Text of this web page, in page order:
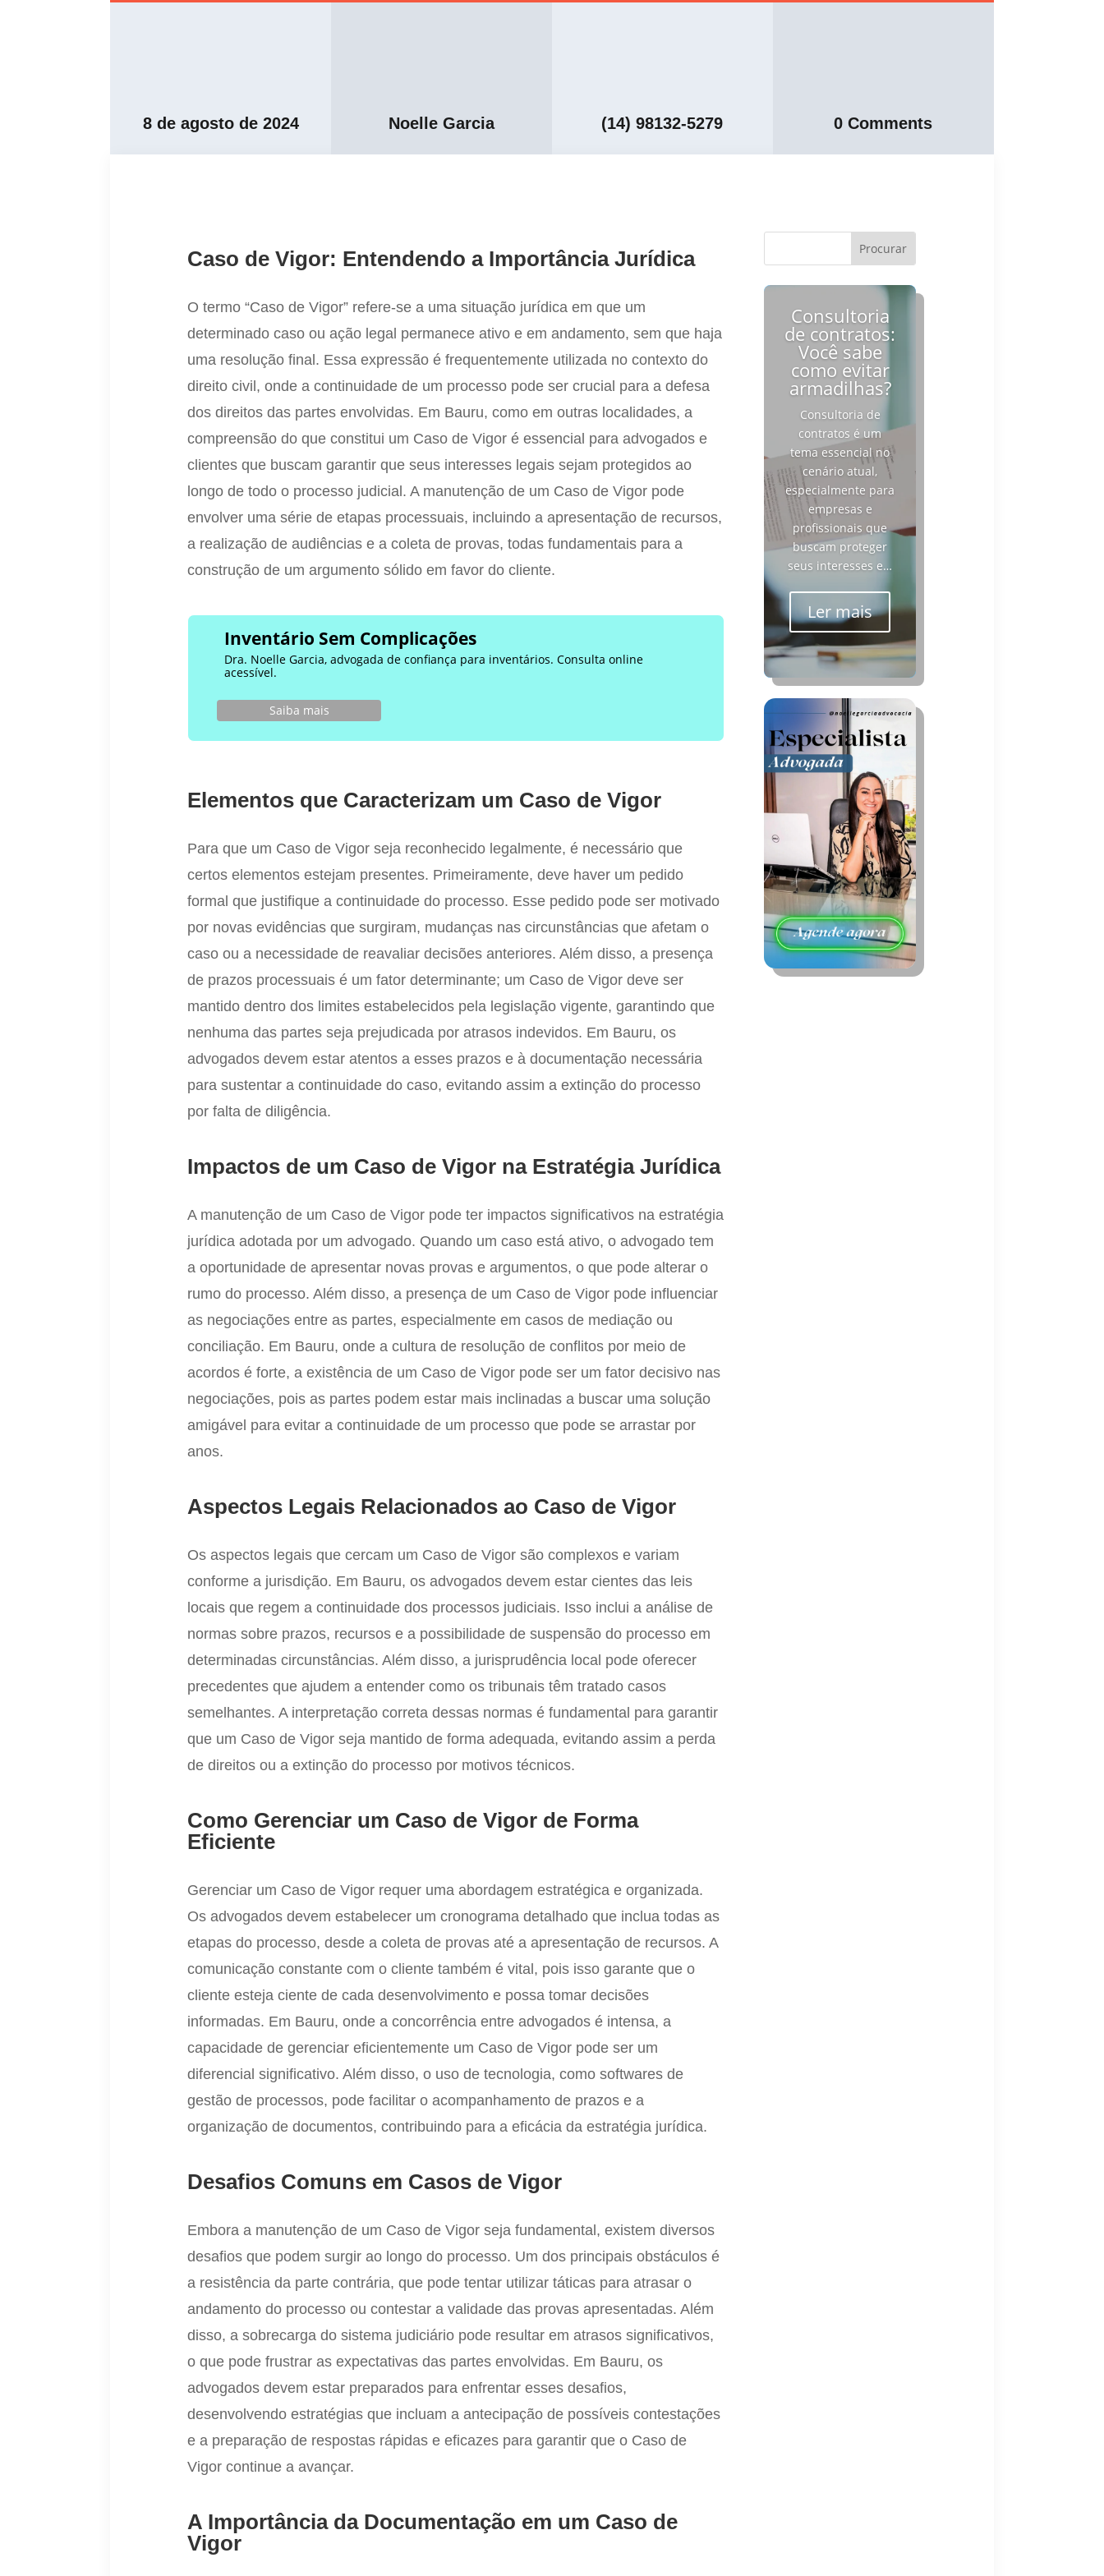
8 de agosto de 2024 Noelle Garcia (14) 98132-5279 0 Comments
Caso de Vigor: Entendendo a Importância Jurídica
O termo “Caso de Vigor” refere-se a uma situação jurídica em que um
determinado caso ou ação legal permanece ativo e em andamento, sem que haja
uma resolução final. Essa expressão é frequentemente utilizada no contexto do
direito civil, onde a continuidade de um processo pode ser crucial para a defesa
dos direitos das partes envolvidas. Em Bauru, como em outras localidades, a
compreensão do que constitui um Caso de Vigor é essencial para advogados e
clientes que buscam garantir que seus interesses legais sejam protegidos ao
longo de todo o processo judicial. A manutenção de um Caso de Vigor pode
envolver uma série de etapas processuais, incluindo a apresentação de recursos,
a realização de audiências e a coleta de provas, todas fundamentais para a
construção de um argumento sólido em favor do cliente.
Inventário Sem Complicações
Dra. Noelle Garcia, advogada de confiança para inventários. Consulta online
acessível.
Saiba mais
Elementos que Caracterizam um Caso de Vigor
Para que um Caso de Vigor seja reconhecido legalmente, é necessário que
certos elementos estejam presentes. Primeiramente, deve haver um pedido
formal que justifique a continuidade do processo. Esse pedido pode ser motivado
por novas evidências que surgiram, mudanças nas circunstâncias que afetam o
caso ou a necessidade de reavaliar decisões anteriores. Além disso, a presença
de prazos processuais é um fator determinante; um Caso de Vigor deve ser
mantido dentro dos limites estabelecidos pela legislação vigente, garantindo que
nenhuma das partes seja prejudicada por atrasos indevidos. Em Bauru, os
advogados devem estar atentos a esses prazos e à documentação necessária
para sustentar a continuidade do caso, evitando assim a extinção do processo
por falta de diligência.
Impactos de um Caso de Vigor na Estratégia Jurídica
A manutenção de um Caso de Vigor pode ter impactos significativos na estratégia
jurídica adotada por um advogado. Quando um caso está ativo, o advogado tem
a oportunidade de apresentar novas provas e argumentos, o que pode alterar o
rumo do processo. Além disso, a presença de um Caso de Vigor pode influenciar
as negociações entre as partes, especialmente em casos de mediação ou
conciliação. Em Bauru, onde a cultura de resolução de conflitos por meio de
acordos é forte, a existência de um Caso de Vigor pode ser um fator decisivo nas
negociações, pois as partes podem estar mais inclinadas a buscar uma solução
amigável para evitar a continuidade de um processo que pode se arrastar por
anos.
Aspectos Legais Relacionados ao Caso de Vigor
Os aspectos legais que cercam um Caso de Vigor são complexos e variam
conforme a jurisdição. Em Bauru, os advogados devem estar cientes das leis
locais que regem a continuidade dos processos judiciais. Isso inclui a análise de
normas sobre prazos, recursos e a possibilidade de suspensão do processo em
determinadas circunstâncias. Além disso, a jurisprudência local pode oferecer
precedentes que ajudem a entender como os tribunais têm tratado casos
semelhantes. A interpretação correta dessas normas é fundamental para garantir
que um Caso de Vigor seja mantido de forma adequada, evitando assim a perda
de direitos ou a extinção do processo por motivos técnicos.
Como Gerenciar um Caso de Vigor de Forma
Eficiente
Gerenciar um Caso de Vigor requer uma abordagem estratégica e organizada.
Os advogados devem estabelecer um cronograma detalhado que inclua todas as
etapas do processo, desde a coleta de provas até a apresentação de recursos. A
comunicação constante com o cliente também é vital, pois isso garante que o
cliente esteja ciente de cada desenvolvimento e possa tomar decisões
informadas. Em Bauru, onde a concorrência entre advogados é intensa, a
capacidade de gerenciar eficientemente um Caso de Vigor pode ser um
diferencial significativo. Além disso, o uso de tecnologia, como softwares de
gestão de processos, pode facilitar o acompanhamento de prazos e a
organização de documentos, contribuindo para a eficácia da estratégia jurídica.
Desafios Comuns em Casos de Vigor
Embora a manutenção de um Caso de Vigor seja fundamental, existem diversos
desafios que podem surgir ao longo do processo. Um dos principais obstáculos é
a resistência da parte contrária, que pode tentar utilizar táticas para atrasar o
andamento do processo ou contestar a validade das provas apresentadas. Além
disso, a sobrecarga do sistema judiciário pode resultar em atrasos significativos,
o que pode frustrar as expectativas das partes envolvidas. Em Bauru, os
advogados devem estar preparados para enfrentar esses desafios,
desenvolvendo estratégias que incluam a antecipação de possíveis contestações
e a preparação de respostas rápidas e eficazes para garantir que o Caso de
Vigor continue a avançar.
A Importância da Documentação em um Caso de
Vigor
Consultoria
de contratos:
Você sabe
como evitar
armadilhas?
Consultoria de
contratos é um
tema essencial no
cenário atual,
especialmente para
empresas e
profissionais que
buscam proteger
seus interesses e…
Ler mais